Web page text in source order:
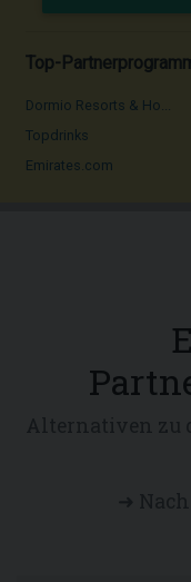
Top-
Dormio Resorts & Ho...
Topdrinks
Emirates.com